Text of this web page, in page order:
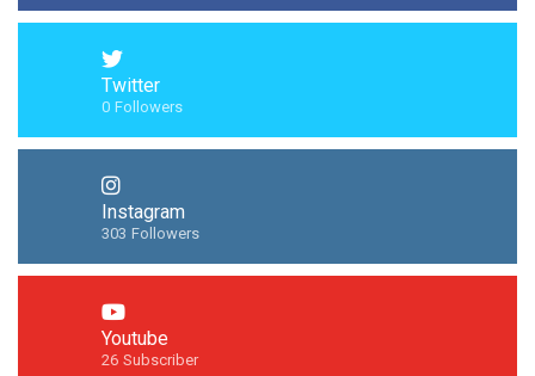
Twitter
0 Followers
Instagram
303 Followers
Youtube
26 Subscriber